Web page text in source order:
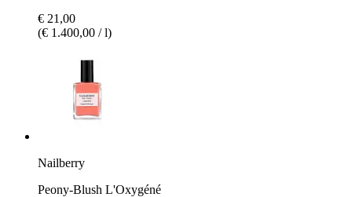
€ 21,00
(€ 1.400,00 / l)
Nailberry
Peony-Blush L'Oxygéné